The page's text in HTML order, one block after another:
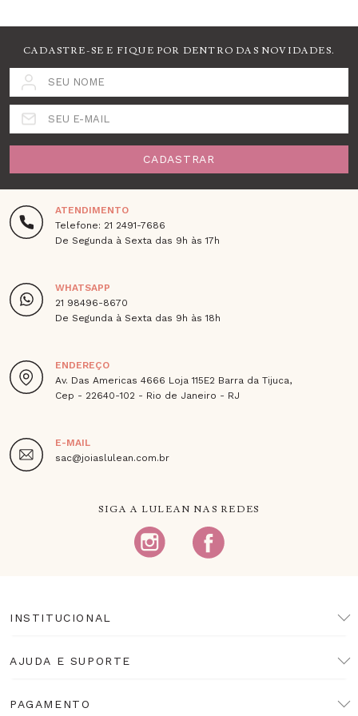
CADASTRE-SE E FIQUE POR DENTRO DAS NOVIDADES.
SEU NOME
SEU E-MAIL
CADASTRAR
ATENDIMENTO
Telefone: 21 2491-7686
De Segunda à Sexta das 9h às 17h
WHATSAPP
21 98496-8670
De Segunda à Sexta das 9h às 18h
ENDEREÇO
Av. Das Americas 4666 Loja 115E2 Barra da Tijuca,
Cep - 22640-102 - Rio de Janeiro - RJ
E-MAIL
sac@joiaslulean.com.br
SIGA A LULEAN NAS REDES
INSTITUCIONAL
AJUDA E SUPORTE
PAGAMENTO